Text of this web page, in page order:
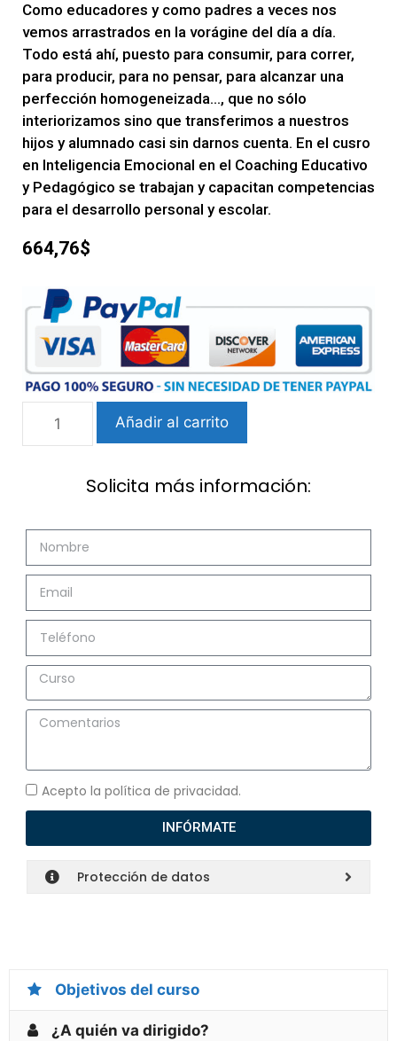
Como educadores y como padres a veces nos
vemos arrastrados en la vorágine del día a día.
Todo está ahí, puesto para consumir, para correr,
para producir, para no pensar, para alcanzar una
perfección homogeneizada…, que no sólo
interiorizamos sino que transferimos a nuestros
hijos y alumnado casi sin darnos cuenta. En el cusro
en Inteligencia Emocional en el Coaching Educativo
y Pedagógico se trabajan y capacitan competencias
para el desarrollo personal y escolar.
664,76$
Añadir al carrito
Solicita más información:
Acepto la política de privacidad.
INFÓRMATE
Protección de datos
Objetivos del curso
¿A quién va dirigido?